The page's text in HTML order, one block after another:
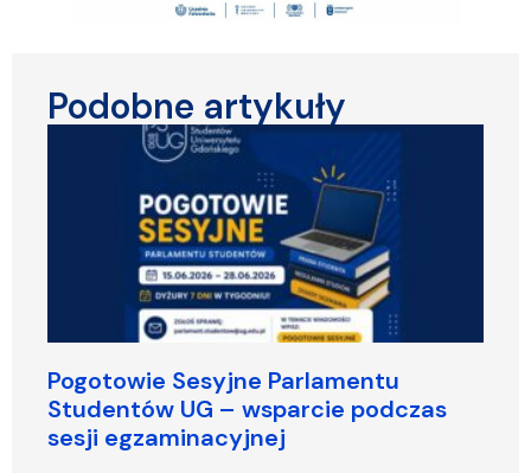
Podobne artykuły
Pogotowie Sesyjne Parlamentu
Studentów UG – wsparcie podczas
sesji egzaminacyjnej